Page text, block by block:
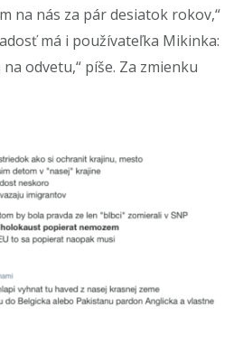
na nás za pár desiatok rokov,“
má i používateľka Mikinka:
odvetu,“ píše. Za zmienku